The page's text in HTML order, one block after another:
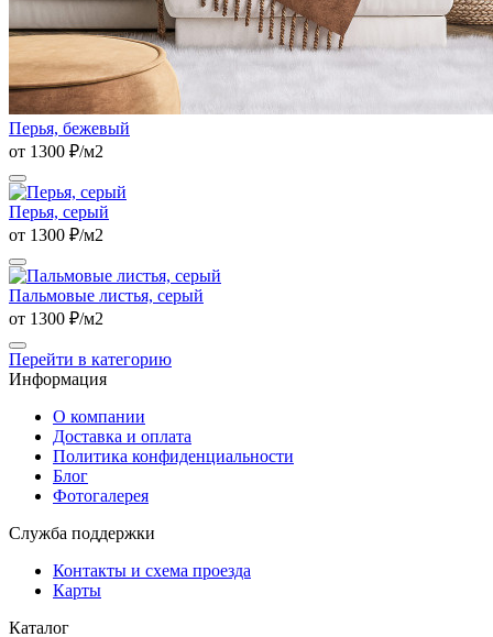
Перья, бежевый
от 1300 ₽/м2
Перья, серый
от 1300 ₽/м2
Пальмовые листья, серый
от 1300 ₽/м2
Перейти в категорию
Информация
О компании
Доставка и оплата
Политика конфиденциальности
Блог
Фотогалерея
Служба поддержки
Контакты и схема проезда
Карты
Каталог